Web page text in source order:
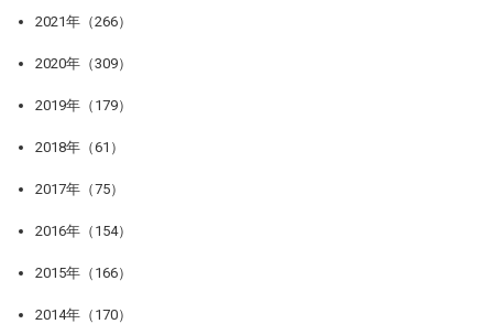
2021年（266）
2020年（309）
2019年（179）
2018年（61）
2017年（75）
2016年（154）
2015年（166）
2014年（170）